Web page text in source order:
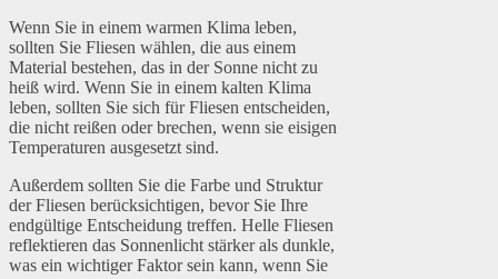
Wenn Sie in einem warmen Klima leben,
sollten Sie Fliesen wählen, die aus einem
Material bestehen, das in der Sonne nicht zu
heiß wird. Wenn Sie in einem kalten Klima
leben, sollten Sie sich für Fliesen entscheiden,
die nicht reißen oder brechen, wenn sie eisigen
Temperaturen ausgesetzt sind.
Außerdem sollten Sie die Farbe und Struktur
der Fliesen berücksichtigen, bevor Sie Ihre
endgültige Entscheidung treffen. Helle Fliesen
reflektieren das Sonnenlicht stärker als dunkle,
was ein wichtiger Faktor sein kann, wenn Sie